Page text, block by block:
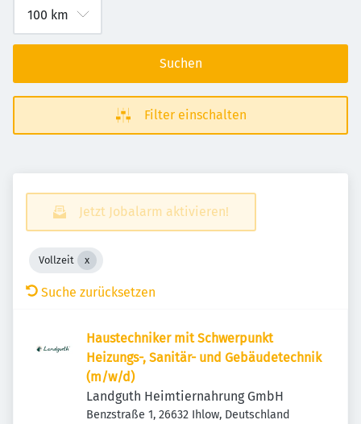
Suchen
Filter einschalten
Jetzt Jobalarm aktivieren!
Vollzeit
Suche zurücksetzen
Haustechniker mit Schwerpunkt
Heizungs-, Sanitär- und Gebäudetechnik
(m/w/d)
Landguth Heimtiernahrung GmbH
Benzstraße 1, 26632 Ihlow, Deutschland